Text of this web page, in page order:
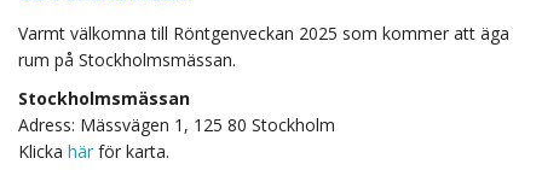
Varmt välkomna till Röntgenveckan 2025 som kommer att äga
rum på Stockholmsmässan.
Stockholmsmässan
Adress: Mässvägen 1, 125 80 Stockholm
Klicka här för karta.